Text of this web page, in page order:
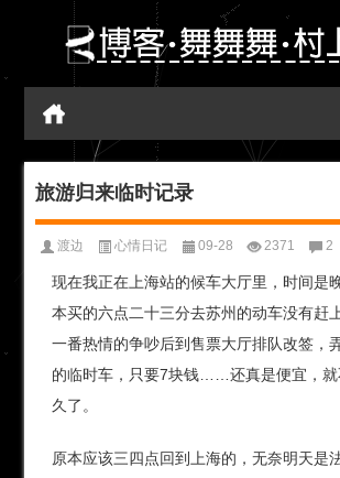
旅游归来临时记录
渡边 心情日记 09-28 2371 2
现在我正在上海站的候车大厅里，时间是
本买的六点二十三分去苏州的动车没有赶
一番热情的争吵后到售票大厅排队改签，
的临时车，只要7块钱……还真是便宜，就
久了。
原本应该三四点回到上海的，无奈明天是